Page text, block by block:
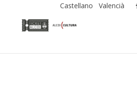
Castellano Valencià